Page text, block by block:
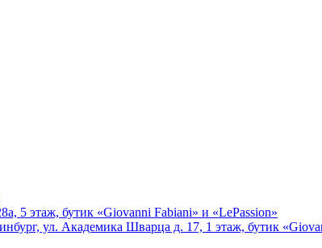
5 этаж, бутик «Giovanni Fabiani» и «LePassion»
ул. Академика Шварца д. 17, 1 этаж, бутик